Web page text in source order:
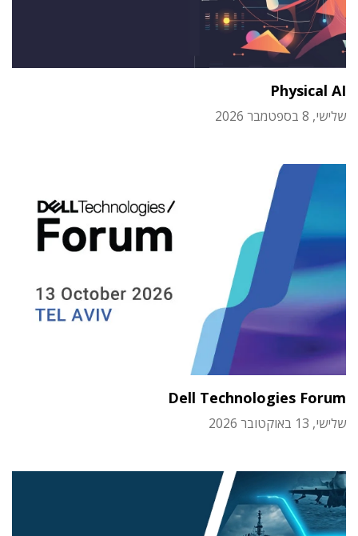
Physical AI
שלישי, 8 בספטמבר 2026
Dell Technologies Forum
שלישי, 13 באוקטובר 2026